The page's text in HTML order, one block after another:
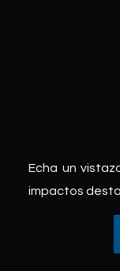
Echa un
impactos